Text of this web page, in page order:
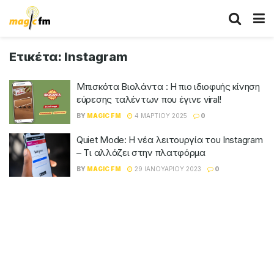
Ετικέτα: Instagram
Μπισκότα Βιολάντα : Η πιο ιδιοφυής κίνηση
εύρεσης ταλέντων που έγινε viral!
BY MAGIC FM 4 ΜΑΡΤΊΟΥ 2025 0
Quiet Mode: Η νέα λειτουργία του Instagram
– Τι αλλάζει στην πλατφόρμα
BY MAGIC FM 29 ΙΑΝΟΥΑΡΊΟΥ 2023 0